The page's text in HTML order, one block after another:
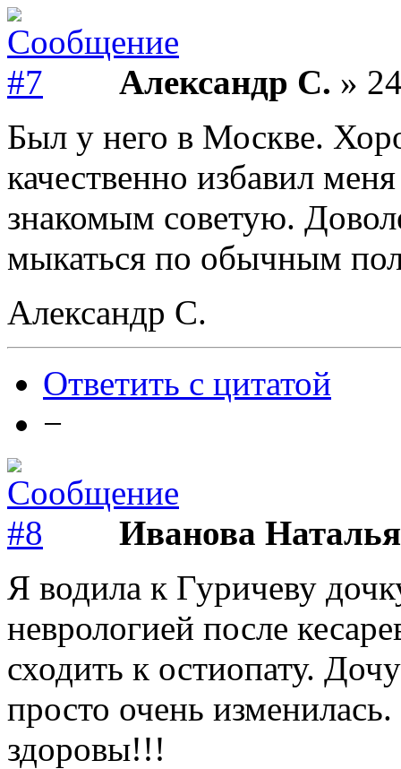
Александр С. »
Был у него в Москве.
качественно избавил
знакомым советую.
мыкаться по обычным
Александр С.
Ответить с цитатой
−
Иванова Наталья
Я водила к Гуричеву
неврологией после
сходить к остиопату.
просто очень
здоровы!!!